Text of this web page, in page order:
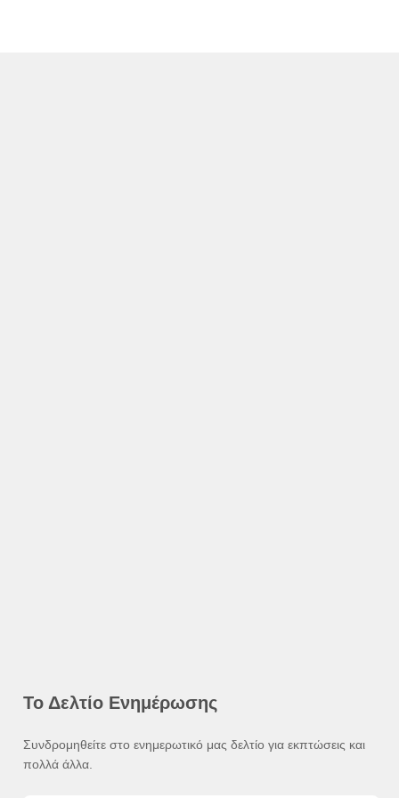
Το Δελτίο Ενημέρωσης
Συνδρομηθείτε στο ενημερωτικό μας δελτίο για εκπτώσεις και
πολλά άλλα.